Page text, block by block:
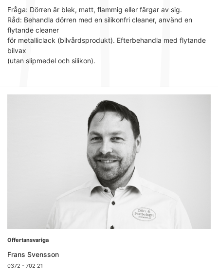
Fråga: Dörren är blek, matt, flammig eller färgar av sig.
Råd: Behandla dörren med en silikonfri cleaner, använd en
flytande cleaner
för metalliclack (bilvårdsprodukt). Efterbehandla med flytande
bilvax
(utan slipmedel och silikon).
Offertansvariga
Frans Svensson
0372 - 702 21